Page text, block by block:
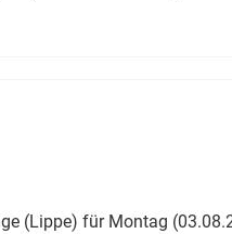
(Lippe) für Montag